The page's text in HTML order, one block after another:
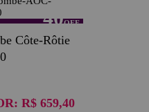
40
Côte-Rôtie
R$ 659,40